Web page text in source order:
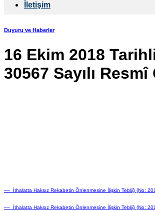
İletişim
Duyuru ve Haberler
16 Ekim 2018
30567 Sayılı Resmî
–– İthalatta Haksız Rekabetin Önlenmesine İlişkin Tebliğ (No:
–– İthalatta Haksız Rekabetin Önlenmesine İlişkin Tebliğ (No: